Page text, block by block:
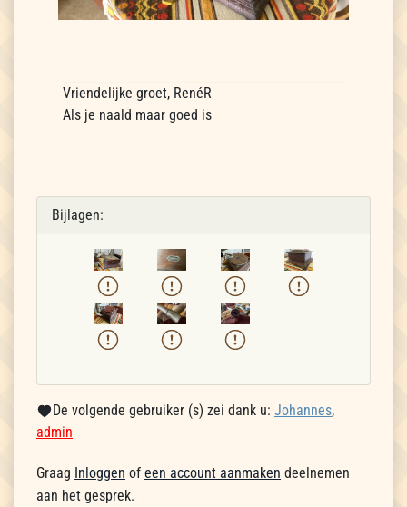
Vriendelijke groet, RenéR
Als je naald maar goed is
Bijlagen:
De volgende gebruiker (s) zei dank u: Johannes,
admin
Graag Inloggen of een account aanmaken deelnemen
aan het gesprek.